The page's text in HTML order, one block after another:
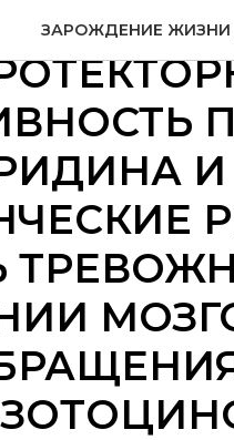
ЗАРОЖДЕНИЕ ЖИЗНИ